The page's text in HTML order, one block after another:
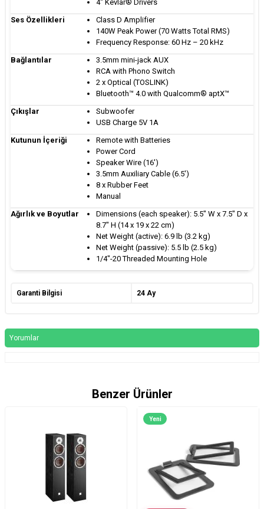
4″ Kevlar® Drivers
Ses Özellikleri
Class D Amplifier
140W Peak Power (70 Watts Total RMS)
Frequency Response: 60 Hz – 20 kHz
Bağlantılar
3.5mm mini-jack AUX
RCA with Phono Switch
2 x Optical (TOSLINK)
Bluetooth™ 4.0 with Qualcomm® aptX™
Çıkışlar
Subwoofer
USB Charge 5V 1A
Kutunun İçeriği
Remote with Batteries
Power Cord
Speaker Wire (16′)
3.5mm Auxiliary Cable (6.5′)
8 x Rubber Feet
Manual
Ağırlık ve Boyutlar
Dimensions (each speaker): 5.5″ W x 7.5″ D x
8.7″ H (14 x 19 x 22 cm)
Net Weight (active): 6.9 lb (3.2 kg)
Net Weight (passive): 5.5 lb (2.5 kg)
1/4″-20 Threaded Mounting Hole
Garanti Bilgisi 24 Ay
Yorumlar
Benzer Ürünler
Yeni